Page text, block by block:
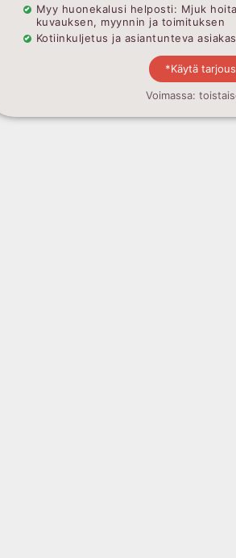
Myy huonekalusi helposti: Mjuk
kuvauksen, myynnin ja toimituksen
Kotiinkuljetus ja asiantunteva
*Käytä tarjous
Voimassa: